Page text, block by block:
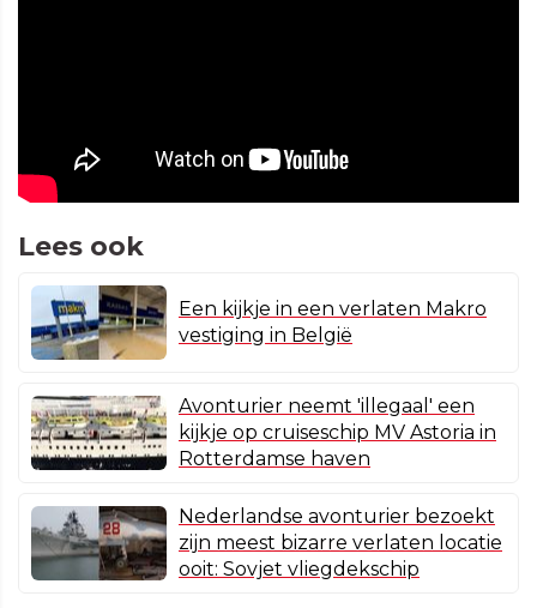
Lees ook
Een kijkje in een verlaten Makro
vestiging in België
Avonturier neemt 'illegaal' een
kijkje op cruiseschip MV Astoria in
Rotterdamse haven
Nederlandse avonturier bezoekt
zijn meest bizarre verlaten locatie
ooit: Sovjet vliegdekschip